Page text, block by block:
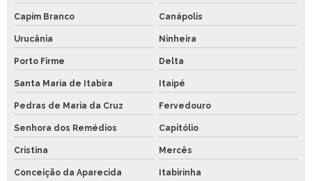
Capim Branco Canápolis
Urucânia Ninheira
Porto Firme Delta
Santa Maria de Itabira Itaipé
Pedras de Maria da Cruz Fervedouro
Senhora dos Remédios Capitólio
Cristina Mercês
Conceição da Aparecida Itabirinha